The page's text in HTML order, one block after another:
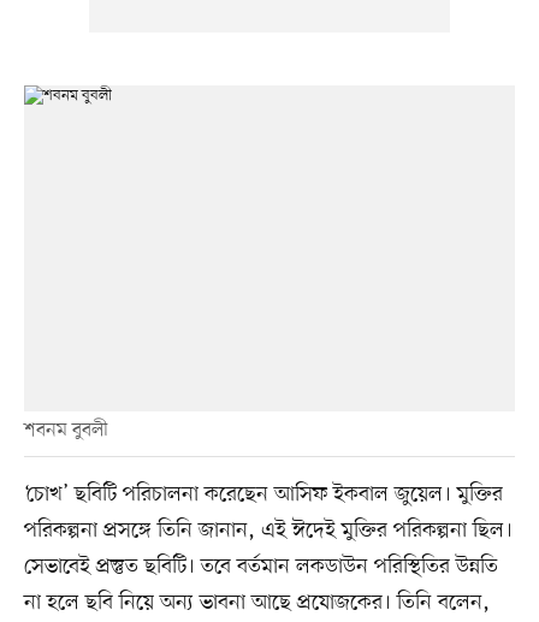
শবনম বুবলী
‘চোখ’ ছবিটি পরিচালনা করেছেন আসিফ ইকবাল জুয়েল। মুক্তির
পরিকল্পনা প্রসঙ্গে তিনি জানান, এই ঈদেই মুক্তির পরিকল্পনা ছিল।
সেভাবেই প্রস্তুত ছবিটি। তবে বর্তমান লকডাউন পরিস্থিতির উন্নতি
না হলে ছবি নিয়ে অন্য ভাবনা আছে প্রযোজকের। তিনি বলেন,